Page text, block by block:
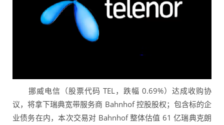
挪威电信（股票代码 TEL，跌幅 0.69%）达成收购协
议，将拿下瑞典宽带服务商 Bahnhof 控股股权；包含标的企
业债务在内，本次交易对 Bahnhof 整体估值 61 亿瑞典克朗